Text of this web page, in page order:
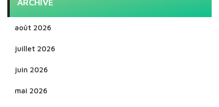
ARCHIVE
août 2026
juillet 2026
juin 2026
mai 2026